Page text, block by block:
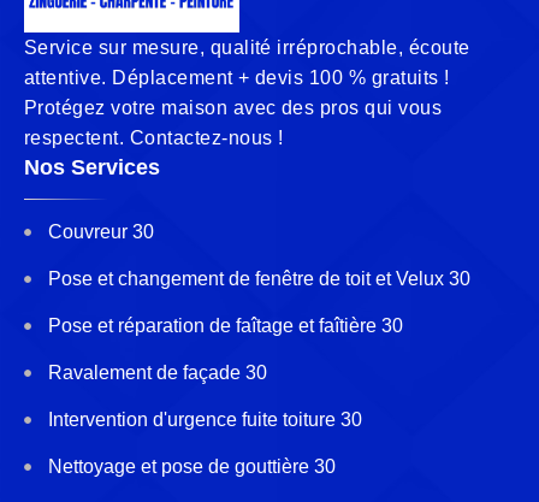
Service sur mesure, qualité irréprochable, écoute
attentive. Déplacement + devis 100 % gratuits !
Protégez votre maison avec des pros qui vous
respectent. Contactez-nous !
Nos Services
Couvreur 30
Pose et changement de fenêtre de toit et Velux 30
Pose et réparation de faîtage et faîtière 30
Ravalement de façade 30
Intervention d'urgence fuite toiture 30
Nettoyage et pose de gouttière 30